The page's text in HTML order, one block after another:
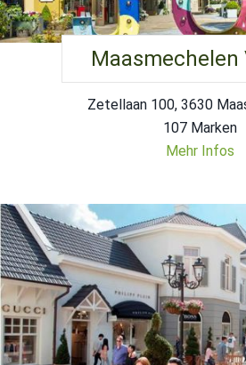
Maasmechelen
Zetellaan 100, 3630
107 Marken
Mehr Infos